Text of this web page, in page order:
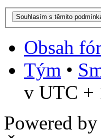
Obsah
Tým •
v UTC +
Powered by